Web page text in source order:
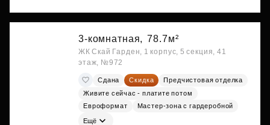
3-комнатная, 78.7м²
ЖК Скай Гарден, 1 корпус, 5 секция, 41
этаж, №972
Сдана Скидка
Предчистовая отделка
Живите сейчас - платите потом
Евроформат
Мастер-зона с гардеробной
Ещё